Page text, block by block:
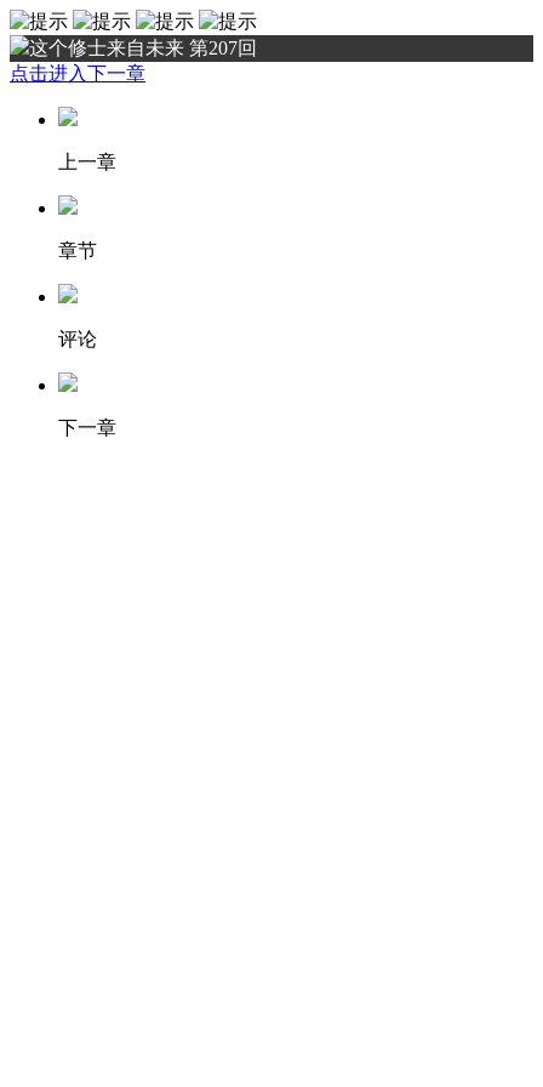
这个修士来自未来 第207回
点击进入下一章
上一章
章节
评论
下一章